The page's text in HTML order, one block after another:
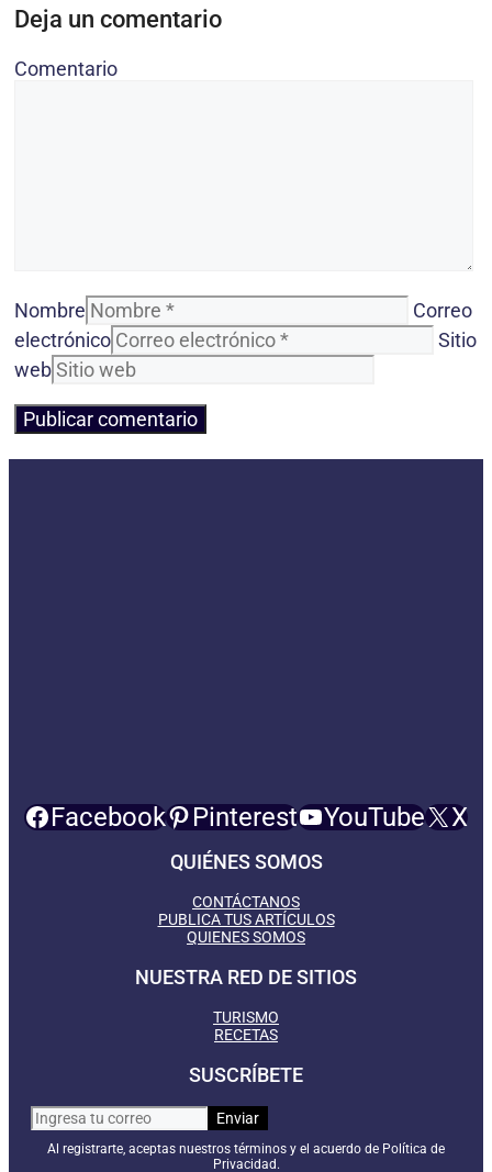
Deja un comentario
Comentario
Nombre
Correo
electrónico
Sitio
web
Facebook Pinterest YouTube X
QUIÉNES SOMOS
CONTÁCTANOS
PUBLICA TUS ARTÍCULOS
QUIENES SOMOS
NUESTRA RED DE SITIOS
TURISMO
RECETAS
SUSCRÍBETE
Al registrarte, aceptas nuestros términos y el acuerdo de Política de
Privacidad.